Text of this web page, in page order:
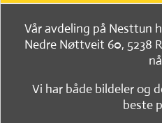
Vår avdeling på Nesttun
Nedre Nøttveit 60, 5238
nå
Vi har både bildeler og
beste